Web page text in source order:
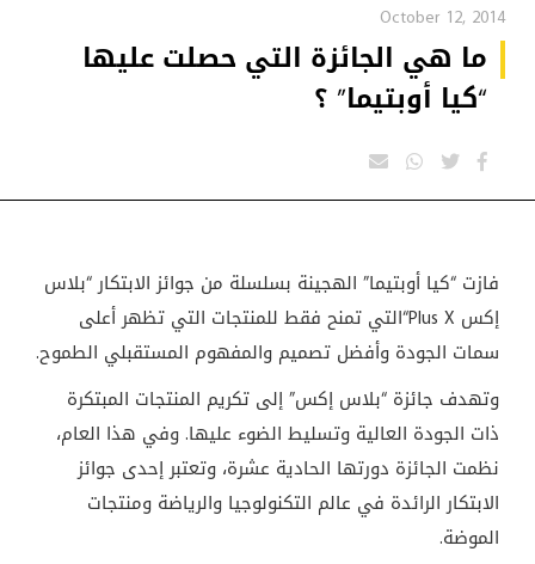
October 12, 2014
ما هي الجائزة التي حصلت عليها
“كيا أوبتيما” ؟
فازت “كيا أوبتيما” الهجينة بسلسلة من جوائز الابتكار “بلاس
إكس “Plus Xالتي تمنح فقط للمنتجات التي تظهر أعلى
سمات الجودة وأفضل تصميم والمفهوم المستقبلي الطموح.
وتهدف جائزة “بلاس إكس” إلى تكريم المنتجات المبتكرة
ذات الجودة العالية وتسليط الضوء عليها. وفي هذا العام،
نظمت الجائزة دورتها الحادية عشرة، وتعتبر إحدى جوائز
الابتكار الرائدة في عالم التكنولوجيا والرياضة ومنتجات
الموضة.